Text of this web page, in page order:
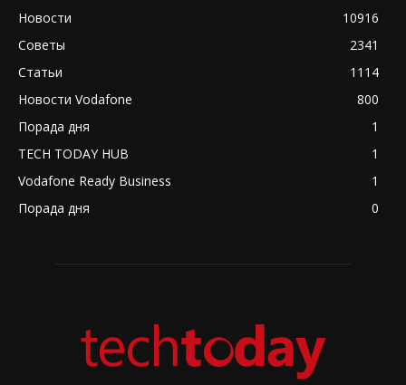
Новости
10916
Советы
2341
Статьи
1114
Новости Vodafone
800
Порада дня
1
TECH TODAY HUB
1
Vodafone Ready Business
1
Порада дня
0